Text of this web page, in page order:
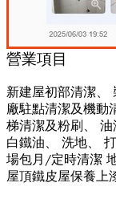
營業項目
新建屋初部清潔、
廠駐點清潔及機動
梯清潔及粉刷、
白鐵油、 洗地、
場包月/定時清潔
屋頂鐵皮屋保養上